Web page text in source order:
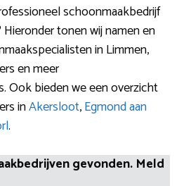
schoonmaakbedrijf
tonen wij namen en
in Limmen,
en meer
Ook bieden we een overzicht
inAkersloot,Egmond aan
.
gevonden. Meld